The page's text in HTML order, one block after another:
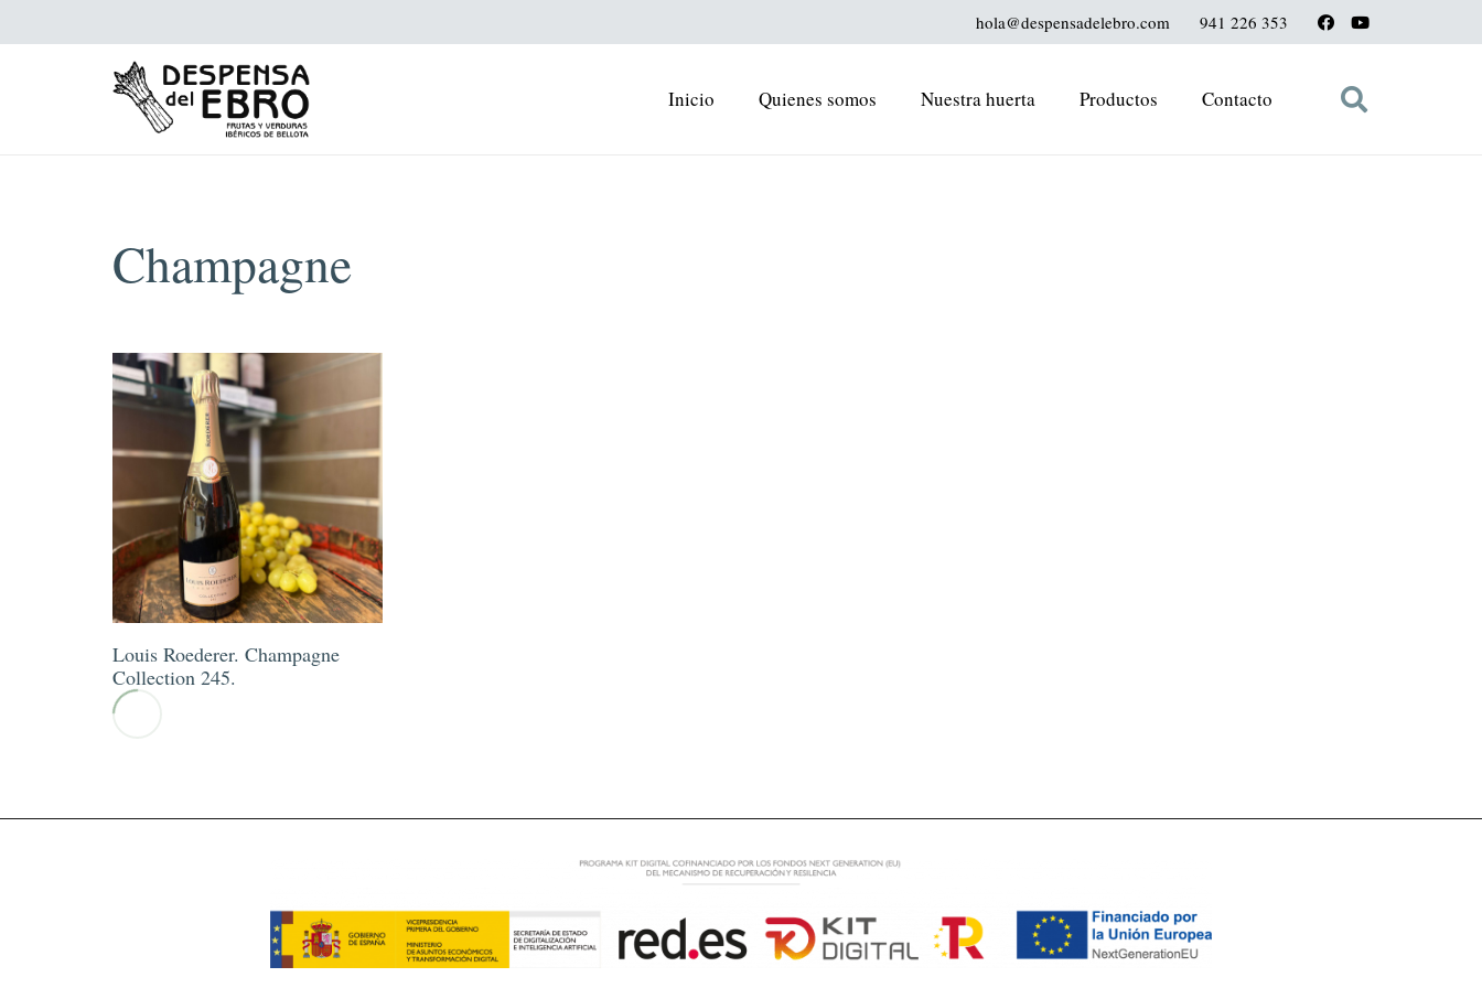
hola@despensadelebro.com 941 226 353
Inicio Quienes somos Nuestra huerta Productos Contacto
Champagne
Louis Roederer. Champagne
Collection 245.